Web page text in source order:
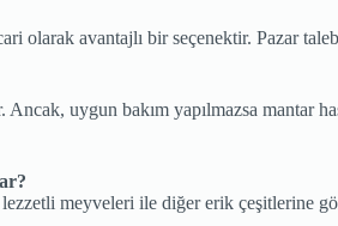
olarak avantajlı bir seçenektir. Pazar
Ancak, uygun bakım yapılmazsa
meyveleri ile diğer erik çeşitlerine